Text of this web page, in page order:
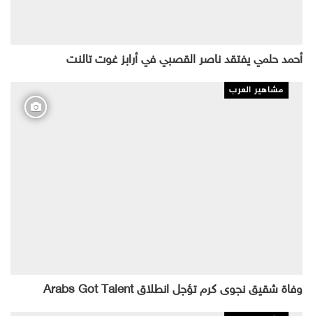
أحمد حلمي يفتقد ناصر القصبي في أرابز غوت تالنت
مشاهير العرب
وفاة شقيق نجوى كرم تؤجل انطلاق Arabs Got Talent